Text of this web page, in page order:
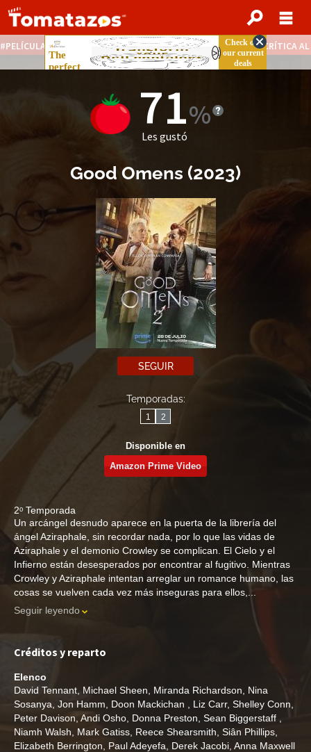
PELÍCULAS STREAMING GRATIS NOTICIAS DESTACADAS CRÍTICA
71
Les gustó
Good Omens (2023)
SEGUIR
Temporadas:
1 2
Disponible en
Amazon Prime Video
2ᵒ Temporada
Un arcángel desnudo aparece en la puerta de la librería del
ángel Aziraphale, sin recordar nada, por lo que las vidas de
Aziraphale y el demonio Crowley se complican. El Cielo y el
Infierno están desesperados por encontrar al fugitivo. Mientras
Crowley y Aziraphale intentan arreglar un romance humano, las
cosas se vuelven cada vez más inseguras para ellos,...
Seguir leyendo
Créditos y reparto
Elenco
David Tennant Michael Sheen Miranda Richardson
Nina
Sosanya Jon Hamm Doon Mackichan Liz Carr, Shelley Conn
Peter Davison Andi Osho Donna Preston Sean Biggerstaff
Niamh Walsh
Mark Gatiss Reece Shearsmith Siân Phillips
Elizabeth Berrington
Paul Adeyefa Derek Jacobi Anna Maxwell